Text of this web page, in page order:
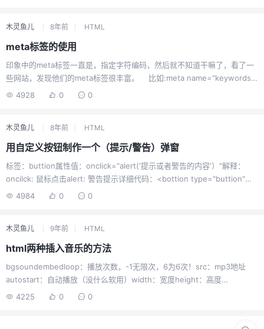
后要是再更新，那我不得想死，于是又单独开了一列，用
了超多!important属性，然后呕心沥血的改好了，防止自
又需要也可以自己粘贴使用哈哈，不过仅限于YoUDu这个
主题。说下心得：本来我是想着既然css3出了一个多列布
局的属性，那么不用白不用，就来体验下，发现，这个属
木灵鱼儿 8年前 HTML
meta标签的使用
印象中的meta标签一直是，指定字符编码，然后就不知道干嘛了，看了一
些网站，发现他们的meta标签很丰富。 比如:meta name="keywords"
content="XXXX";meta name="description" content="XXXX"; meta
可以看看：原文链接：进入meta标签的组成：meta标签共有两个属性，它
们分别是ht...
4928 0 0
木灵鱼儿 8年前 HTML
用自定义按钮制作一个（提示/警告）弹窗
标签：buttion属性值：onclick="alert('提示或者警告的内容'）"解释：
oncilck: 鼠标点击alert: 警告提示详细代码：<bottion type="buttion"
onclick="alert('错误')">点我</buttion>
4984 0 0
木灵鱼儿 9年前 HTML
html两种插入音乐的方法
bgsoundembedloop：播放次数，-1无限次，6为6次！src：mp3地址
autostart：自动播放（没什么软用）width：宽度height：高度
type="audio/x-pn-realaudio-plugin（不明所以，要不要无所谓）新代
4225 0 0